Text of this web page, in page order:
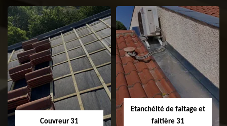
Couvreur 31
Etanchéité de faitage et
faitière 31